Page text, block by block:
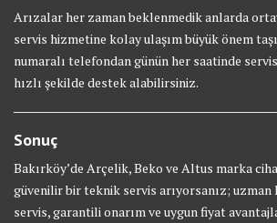
Arızalar her zaman beklenmedik anlarda
servis hizmetine kolay ulaşım büyük önem
numaralı telefondan günün her saatinde
hızlı şekilde destek alabilirsiniz.
Sonuç
Bakırköy’de Arçelik, Beko ve Altus marka
güvenilir bir teknik servis arıyorsanız; uzman
servis, garantili onarım ve uygun fiyat